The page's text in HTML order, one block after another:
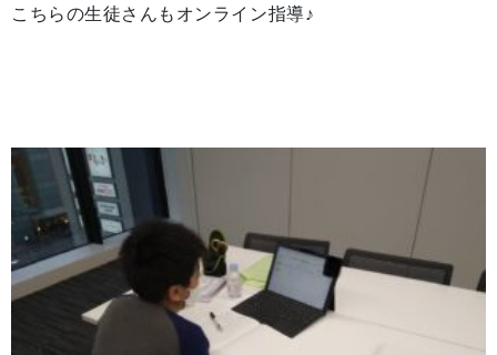
こちらの生徒さんもオンライン指導♪